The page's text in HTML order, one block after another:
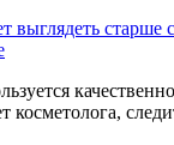
старше
косметолога,